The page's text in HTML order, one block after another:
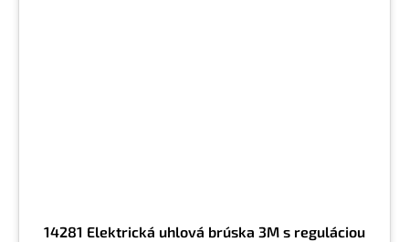
14281 Elektrická uhlová brúska 3M s reguláciou